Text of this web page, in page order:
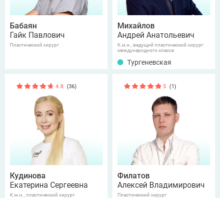
Бабаян
Гайк Павлович
Пластический хирург
Михайлов
Андрей Анатольевич
К.м.н., ведущий пластический хирург
международного класса
Тургеневская
4.8 (36)
Кудинова
Екатерина Сергеевна
К.м.н, , пластический хирург
5 (1)
Филатов
Алексей Владимирович
Пластический хирург